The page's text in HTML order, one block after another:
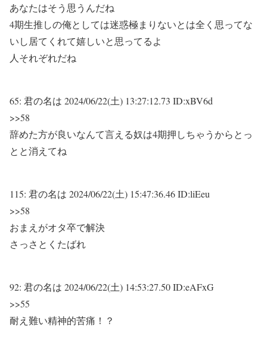
あなたはそう思うんだね
4期生推しの俺としては迷惑極まりないとは全く思ってな
いし居てくれて嬉しいと思ってるよ
人それぞれだね
65: 君の名は 2024/06/22(土) 13:27:12.73 ID:xBV6d
>>58
辞めた方が良いなんて言える奴は4期押しちゃうからとっ
とと消えてね
115: 君の名は 2024/06/22(土) 15:47:36.46 ID:liEeu
>>58
おまえがオタ卒で解決
さっさとくたばれ
92: 君の名は 2024/06/22(土) 14:53:27.50 ID:eAFxG
>>55
耐え難い精神的苦痛！？